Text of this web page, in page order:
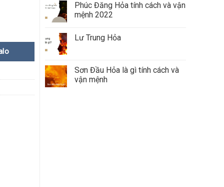
Phúc Đăng Hỏa tính cách và vận
mệnh 2022
Lư Trung Hỏa
Sơn Đầu Hỏa là gì tính cách và
vận mệnh